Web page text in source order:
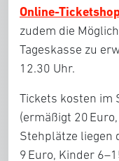
Online-
zudem die
Tageskasse zu
12.30 Uhr.
Tickets kosten im
(ermäßigt 20
Stehplätze liegen
9 Euro, Kinder